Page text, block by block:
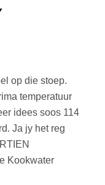
op die stoep.
temperatuur
idees soos 114
Ja jy het reg
Kookwater